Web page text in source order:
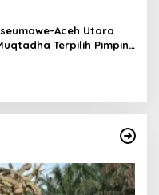
Aceh Utara
Terpilih Pimpin